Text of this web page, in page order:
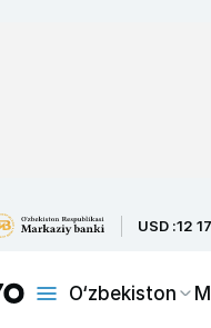
USD :12
O‘zbekiston